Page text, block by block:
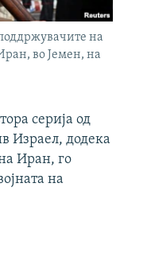
на
во Јемен, на
серија од
Израел, додека
Иран, го
на